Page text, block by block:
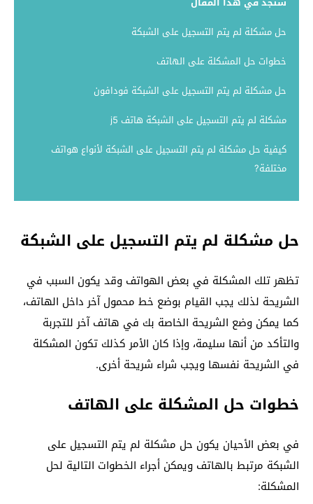
حل مشكلة لم يتم التسجيل على الشبكة
خطوات حل المشكلة على الهاتف
حل مشكلة لم يتم التسجيل على الشبكة فودافون
مشكلة لم يتم التسجيل على الشبكة هاتف j5
كيفية حل مشكلة لم يتم التسجيل على الشبكة لأنواع هواتف
مختلفة?
حل مشكلة لم يتم التسجيل على الشبكة
تظهر تلك المشكلة في بعض الهواتف وقد يكون السبب في
الشريحة لذلك يجب القيام بوضع خط محمول آخر داخل الهاتف،
كما يمكن وضع الشريحة الخاصة بك في هاتف آخر للتجربة
والتأكد من أنها سليمة، وإذا كان الأمر كذلك تكون المشكلة
في الشريحة نفسها ويجب شراء شريحة أخرى.
خطوات حل المشكلة على الهاتف
في بعض الأحيان يكون حل مشكلة لم يتم التسجيل على
الشبكة مرتبط بالهاتف ويمكن أجراء الخطوات التالية لحل
المشكلة: